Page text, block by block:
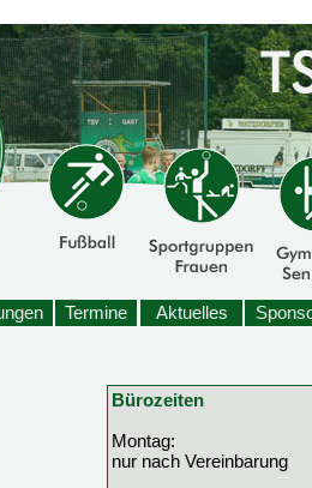
Termine Aktuelles
Bürozeiten
Montag:
nur nach Vereinbarung